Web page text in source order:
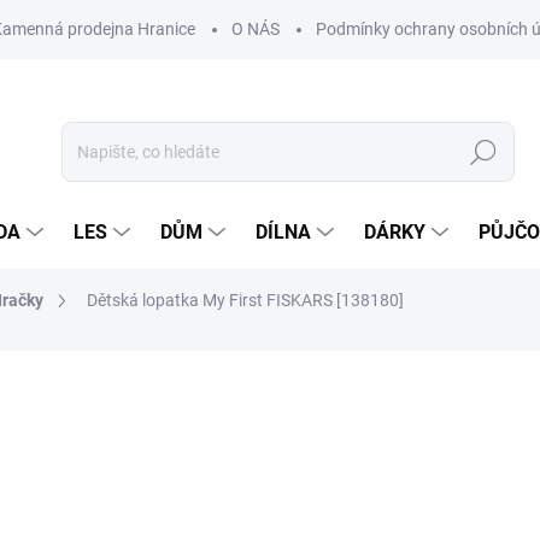
prodejna Hranice O NÁS Podmínky ochrany osobních
Hledat
LES DŮM DÍLNA DÁRKY
Dětská lopatka My First FISKARS [138180]